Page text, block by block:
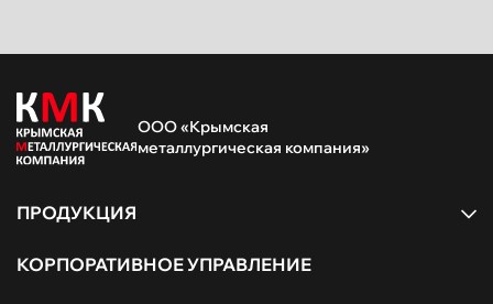
ООО «Крымская
металлургическая компания»
ПРОДУКЦИЯ
КОРПОРАТИВНОЕ УПРАВЛЕНИЕ